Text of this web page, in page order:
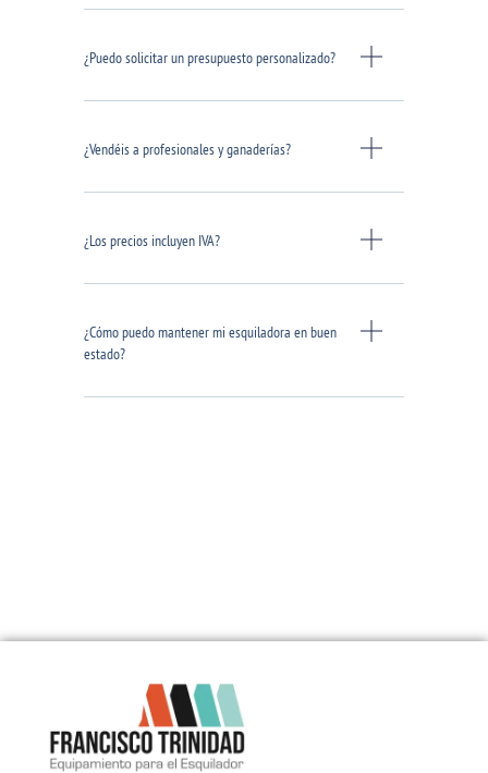
¿Puedo solicitar un presupuesto personalizado?
¿Vendéis a profesionales y ganaderías?
¿Los precios incluyen IVA?
¿Cómo puedo mantener mi esquiladora en buen
estado?